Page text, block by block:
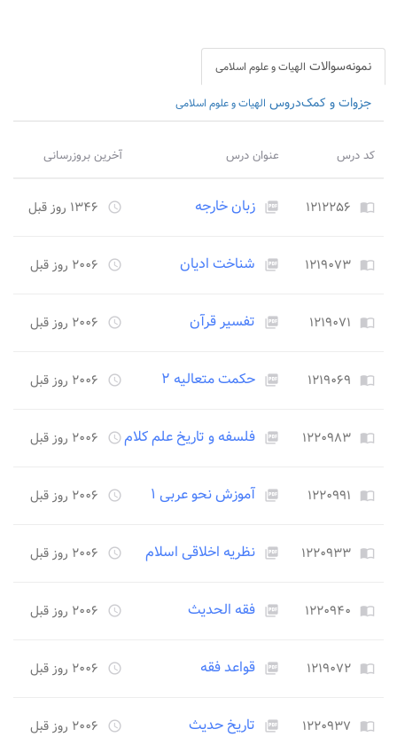
نمونه‌سوالات الهیات و علوم اسلامی
جزوات و کمک‌دروس الهیات و علوم اسلامی
کد درس عنوان درس آخرین بروزرسانی
import_contacts ۱۲۱۲۲۵۶ picture_as_pdf زبان خارجه access_time ۱۳۴۶ روز قبل
import_contacts ۱۲۱۹۰۷۳ picture_as_pdf شناخت ادیان access_time ۲۰۰۶ روز قبل
import_contacts ۱۲۱۹۰۷۱ picture_as_pdf تفسیر قرآن access_time ۲۰۰۶ روز قبل
import_contacts ۱۲۱۹۰۶۹ picture_as_pdf حکمت متعالیه ۲ access_time ۲۰۰۶ روز قبل
import_contacts ۱۲۲۰۹۸۳ picture_as_pdf فلسفه و تاریخ علم کلامaccess_time ۲۰۰۶ روز قبل
import_contacts ۱۲۲۰۹۹۱ picture_as_pdf آموزش نحو عربی ۱ access_time ۲۰۰۶ روز قبل
import_contacts ۱۲۲۰۹۳۳ picture_as_pdf نظریه اخلاقی اسلام access_time ۲۰۰۶ روز قبل
import_contacts ۱۲۲۰۹۴۰ picture_as_pdf فقه الحدیث access_time ۲۰۰۶ روز قبل
import_contacts ۱۲۱۹۰۷۲ picture_as_pdf قواعد فقه access_time ۲۰۰۶ روز قبل
import_contacts ۱۲۲۰۹۳۷ picture_as_pdf تاریخ حدیث access_time ۲۰۰۶ روز قبل